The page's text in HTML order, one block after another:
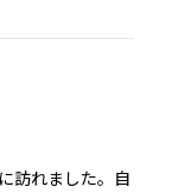
訪れました。自